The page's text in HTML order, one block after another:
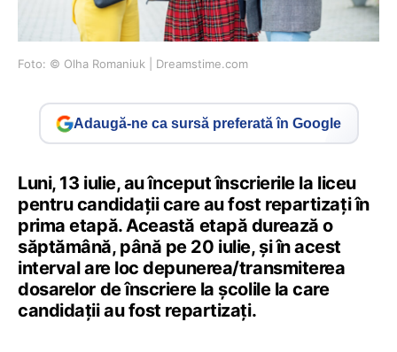
Foto: © Olha Romaniuk | Dreamstime.com
Adaugă-ne ca sursă preferată în Google
Luni, 13 iulie, au început înscrierile la liceu
pentru candidații care au fost repartizați în
prima etapă. Această etapă durează o
săptămână, până pe 20 iulie, și în acest
interval are loc depunerea/transmiterea
dosarelor de înscriere la şcolile la care
candidaţii au fost repartizaţi.